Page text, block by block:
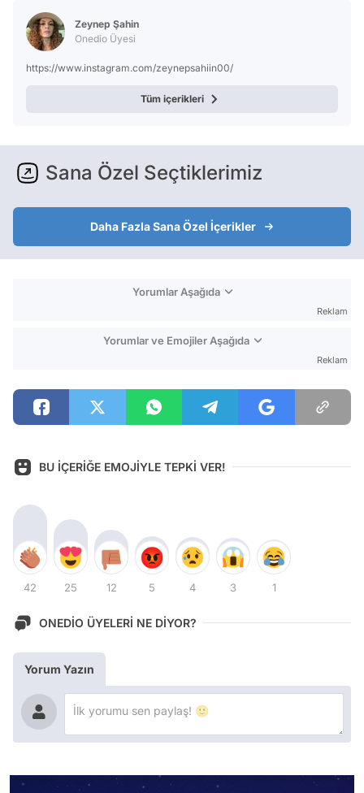
Zeynep Şahin
Onedio Üyesi
https://www.instagram.com/zeynepsahiin00/
Tüm içerikleri
Sana Özel Seçtiklerimiz
Daha Fazla Sana Özel İçerikler
Yorumlar Aşağıda
Reklam
Yorumlar ve Emojiler Aşağıda
Reklam
BU İÇERİĞE EMOJİYLE TEPKİ VER!
42 25 12 5 4 3 1
ONEDİO ÜYELERİ NE DİYOR?
Yorum Yazın